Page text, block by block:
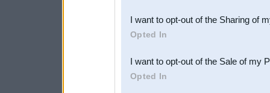
Downstream Participants
third parties.
I want to opt-out of the Sharing of
Opted In
I want to opt-out of the Sale of my
Opted In